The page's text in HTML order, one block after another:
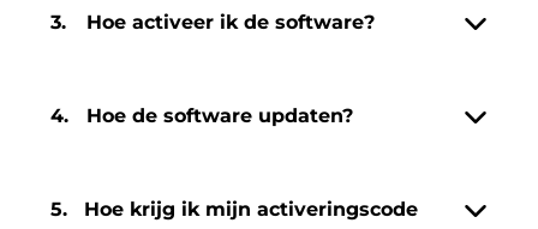
3. Hoe activeer ik de software?
4. Hoe de software updaten?
5.
Hoe krijg ik mijn activeringscode